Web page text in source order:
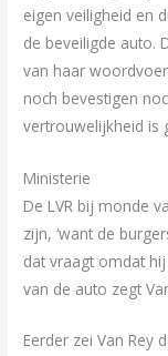
eigen veiligheid en
de beveiligde auto.
van haar
noch bevestigen
vertrouwelijkheid is
Ministerie
De LVR bij monde
zijn, ‘want de
dat vraagt omdat
van de auto zegt
Eerder zei Van Rey